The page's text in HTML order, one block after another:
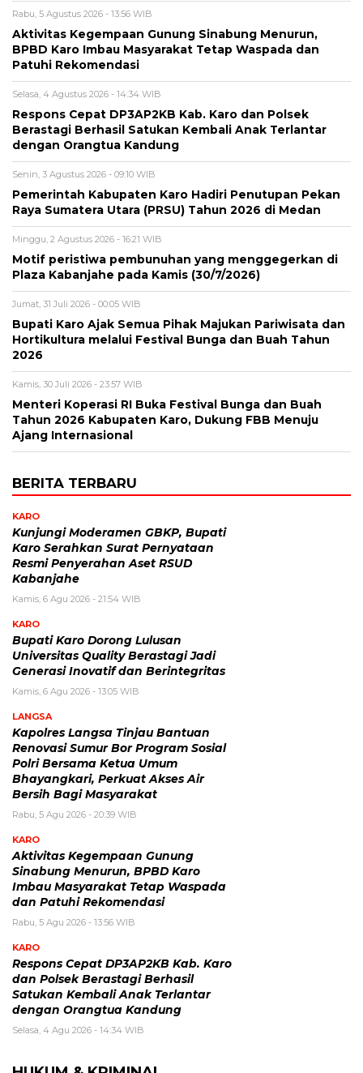
Rabu, 5 Agustus 2026 - 13:56 WIB
Aktivitas Kegempaan Gunung Sinabung Menurun,
BPBD Karo Imbau Masyarakat Tetap Waspada dan
Patuhi Rekomendasi
Selasa, 4 Agustus 2026 - 14:34 WIB
Respons Cepat DP3AP2KB Kab. Karo dan Polsek
Berastagi Berhasil Satukan Kembali Anak Terlantar
dengan Orangtua Kandung
Senin, 3 Agustus 2026 - 09:10 WIB
Pemerintah Kabupaten Karo Hadiri Penutupan Pekan
Raya Sumatera Utara (PRSU) Tahun 2026 di Medan
Minggu, 2 Agustus 2026 - 16:21 WIB
Motif peristiwa pembunuhan yang menggegerkan di
Plaza Kabanjahe pada Kamis (30/7/2026)
Jumat, 31 Juli 2026 - 00:05 WIB
Bupati Karo Ajak Semua Pihak Majukan Pariwisata dan
Hortikultura melalui Festival Bunga dan Buah Tahun
2026
Kamis, 30 Juli 2026 - 23:57 WIB
Menteri Koperasi RI Buka Festival Bunga dan Buah
Tahun 2026 Kabupaten Karo, Dukung FBB Menuju
Ajang Internasional
BERITA TERBARU
KARO
Kunjungi Moderamen GBKP, Bupati
Karo Serahkan Surat Pernyataan
Resmi Penyerahan Aset RSUD
Kabanjahe
Kamis, 6 Agu 2026 - 21:54 WIB
KARO
Bupati Karo Dorong Lulusan
Universitas Quality Berastagi Jadi
Generasi Inovatif dan Berintegritas
Kamis, 6 Agu 2026 - 13:05 WIB
LANGSA
Kapolres Langsa Tinjau Bantuan
Renovasi Sumur Bor Program Sosial
Polri Bersama Ketua Umum
Bhayangkari, Perkuat Akses Air
Bersih Bagi Masyarakat
Rabu, 5 Agu 2026 - 20:39 WIB
KARO
Aktivitas Kegempaan Gunung
Sinabung Menurun, BPBD Karo
Imbau Masyarakat Tetap Waspada
dan Patuhi Rekomendasi
Rabu, 5 Agu 2026 - 13:56 WIB
KARO
Respons Cepat DP3AP2KB Kab. Karo
dan Polsek Berastagi Berhasil
Satukan Kembali Anak Terlantar
dengan Orangtua Kandung
Selasa, 4 Agu 2026 - 14:34 WIB